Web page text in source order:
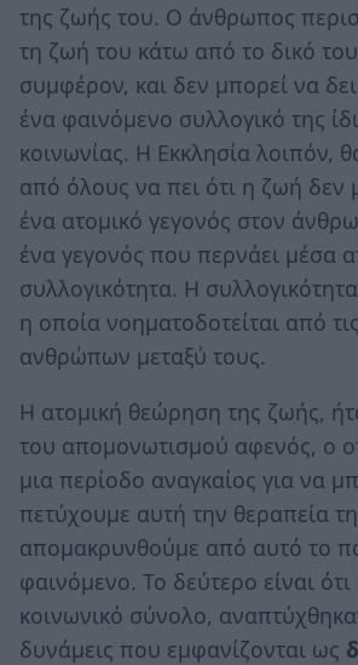
της ζωής του. Ο άνθρωπος
τη ζωή του κάτω από το δικό
συμφέρον, και δεν μπορεί να
ένα φαινόμενο συλλογικό της
κοινωνίας. Η Εκκλησία λοιπόν,
από όλους να πει ότι η ζωή δεν
ένα ατομικό γεγονός στον
ένα γεγονός που περνάει μέσα
συλλογικότητα. Η
η οποία νοηματοδοτείται από
ανθρώπων μεταξύ τους.
Η ατομική θεώρηση της ζωής,
του απομονωτισμού αφενός, ο
μια περίοδο αναγκαίος για να
πετύχουμε αυτή την θεραπεία
απομακρυνθούμε από αυτό το
φαινόμενο. Το δεύτερο είναι
κοινωνικό σύνολο,
δυνάμεις που εμφανίζονται ως